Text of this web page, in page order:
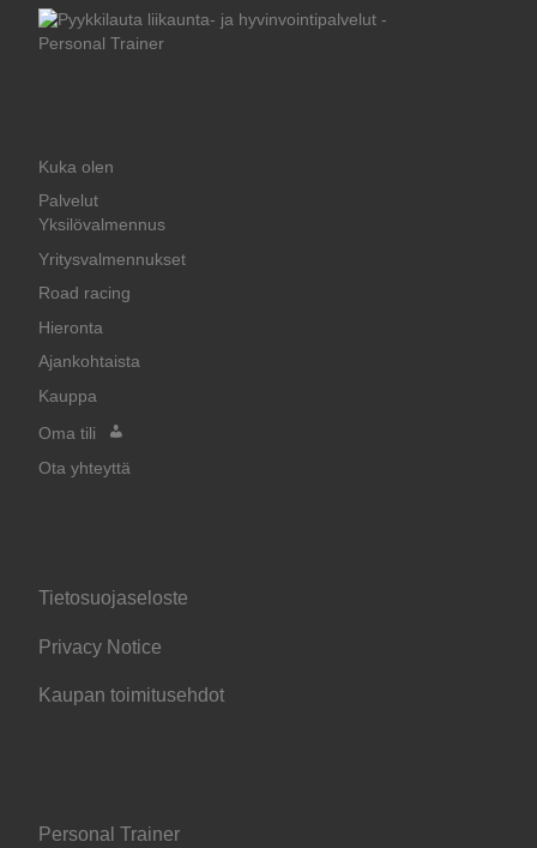
Kuka olen
Palvelut
Yksilövalmennus
Yritysvalmennukset
Road racing
Hieronta
Ajankohtaista
Kauppa
Oma tili
Ota yhteyttä
Tietosuojaseloste
Privacy Notice
Kaupan toimitusehdot
Personal Trainer